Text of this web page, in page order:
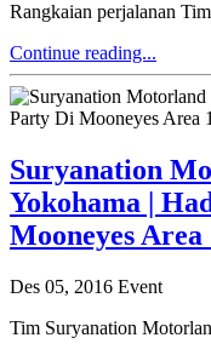
Rangkaian perjalanan
Continue reading...
Suryanation
Yokohama |
Mooneyes Area
Des 05, 2016 Event
Tim Suryanation